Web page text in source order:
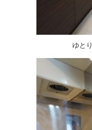
ゆと